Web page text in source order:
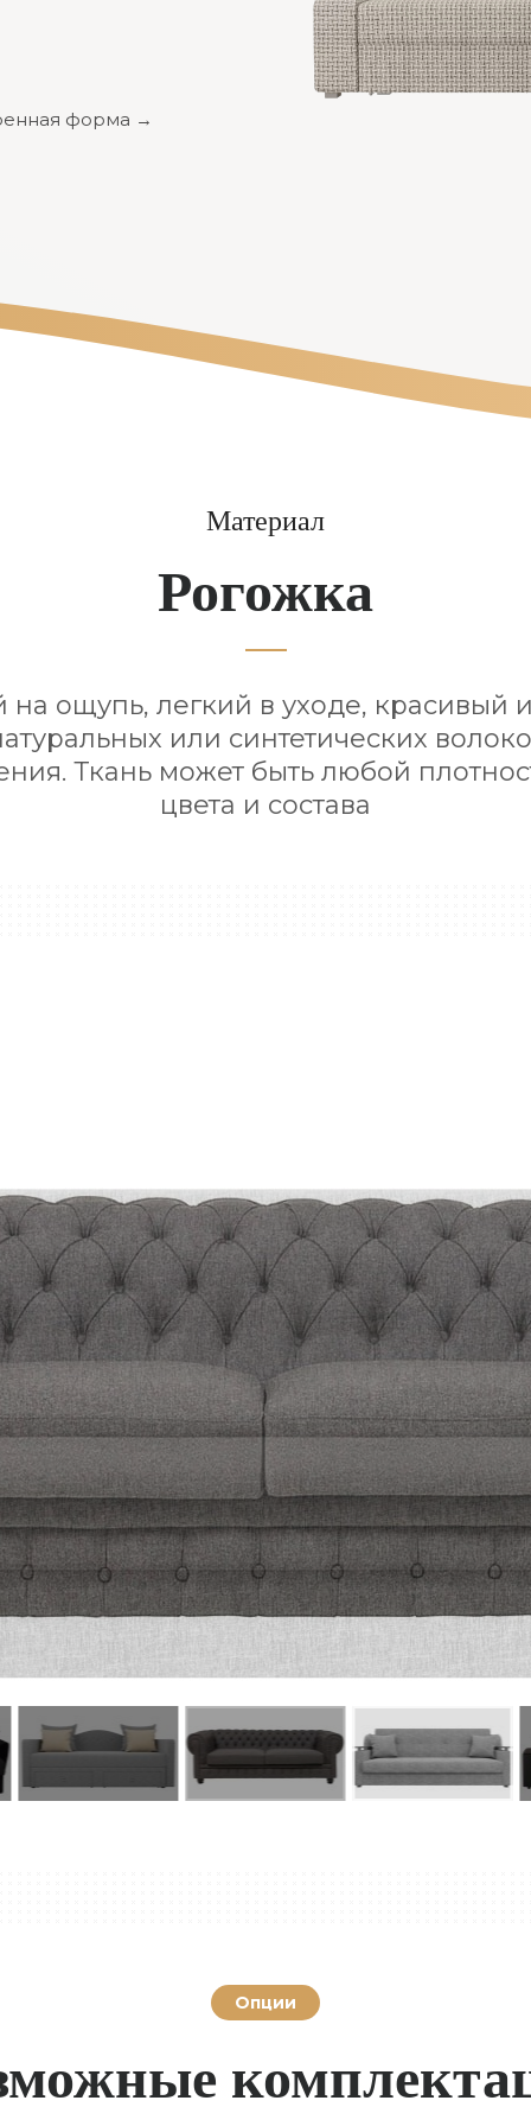
форма →
Материал
Рогожка
ощупь, легкий в уходе, красивый
или синтетических
Ткань может быть любой
цвета и состава
Опции